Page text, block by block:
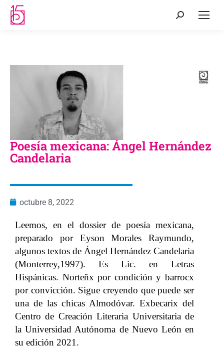
Poesía mexicana: Ángel Hernández
Candelaria
octubre 8, 2022
Leemos, en el dossier de poesía mexicana,
preparado por Eyson Morales Raymundo,
algunos textos de Ángel Hernández Candelaria
(Monterrey,1997). Es Lic. en Letras
Hispánicas. Norteñx por condición y barrocx
por convicción. Sigue creyendo que puede ser
una de las chicas Almodóvar. Exbecarix del
Centro de Creación Literaria Universitaria de
la Universidad Autónoma de Nuevo León en
su edición 2021.